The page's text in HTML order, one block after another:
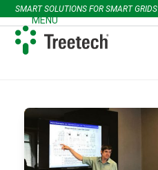
Skip
to
content
SMART SOLUTIONS FOR SMART GRIDS
MENU
Open
mobile
menu
Close
mobile
menu